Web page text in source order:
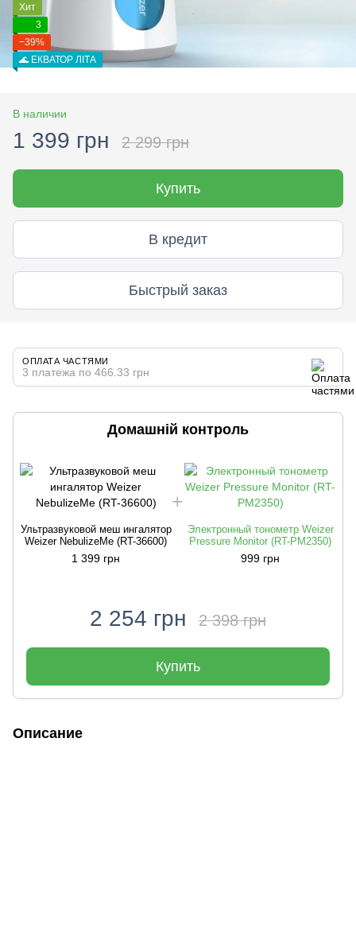
Хит
3
−39%
🌊 ЕКВАТОР ЛІТА
В наличии
1 399 грн 2 299 грн
Купить
В кредит
Быстрый заказ
ОПЛАТА ЧАСТЯМИ
3 платежа по 466.33 грн
Домашній контроль
Ультразвуковой меш ингалятор
Weizer NebulizeMe (RT-36600)
1 399 грн
Электронный тонометр Weizer
Pressure Monitor (RT-PM2350)
999 грн
2 254 грн 2 398 грн
Купить
Описание